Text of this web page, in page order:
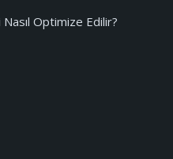
Optimize Edilir?